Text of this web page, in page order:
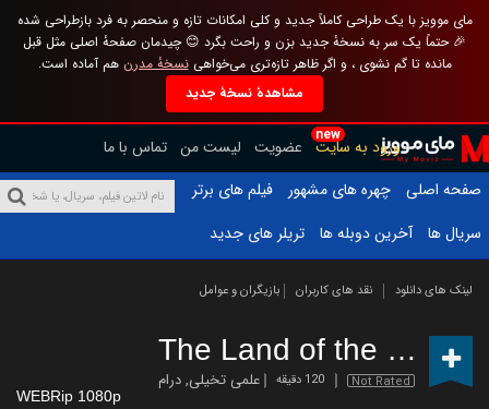
مای موویز با یک طراحی کاملاً جدید و کلی امکانات تازه و منحصر به فرد بازطراحی شده
🎉 حتماً یک سر به نسخهٔ جدید بزن و راحت بگرد 😊 چیدمان صفحهٔ اصلی مثل قبل
مانده تا گم نشوی ، و اگر ظاهر تازه‌تری می‌خواهینسخهٔ مدرن هم آماده است.
مشاهدهٔ نسخهٔ جدید
new
ورود به سایت عضویت لیست من تماس با ما
صفحه اصلی
چهره های مشهور
فیلم های برتر
سریال ها
آخرین دوبله ها تریلر های جدید
لینک های دانلود نقد های کاربران بازیگران و عوامل
The Land of the Sons
Not Rated 120 دقیقه علمی تخیلی,درام
WEBRip 1080p